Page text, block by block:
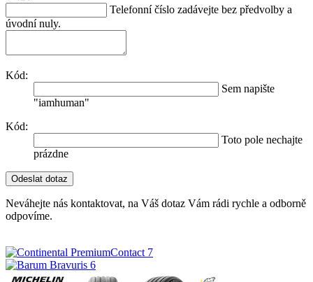
Telefonní číslo zadávejte bez předvolby a
úvodní nuly.
Kód:
Sem napište
"iamhuman"
Kód:
Toto pole nechajte
prázdne
Neváhejte nás kontaktovat, na Váš dotaz Vám rádi rychle a odborně
odpovíme.